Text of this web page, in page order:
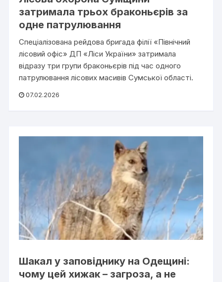
затримала трьох браконьєрів за
одне патрулювання
Спеціалізована рейдова бригада філії «Північний
лісовий офіс» ДП «Ліси України» затримала
відразу три групи браконьєрів під час одного
патрулювання лісових масивів Сумської області.
07.02.2026
Шакал у заповіднику на Одещині:
чому цей хижак – загроза, а не